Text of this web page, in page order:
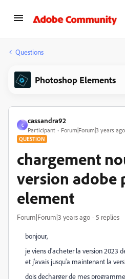
Questions
Photoshop Elements
C
cassandra92
Participant Forum|Forum|3 years ago
QUESTION
chargement
version adobe
element
Forum|Forum|3 years ago 5 replies
bonjour,
je viens d'acheter la version 2023
et j'avais jusqu'a maintenant la
dois decharger de mes